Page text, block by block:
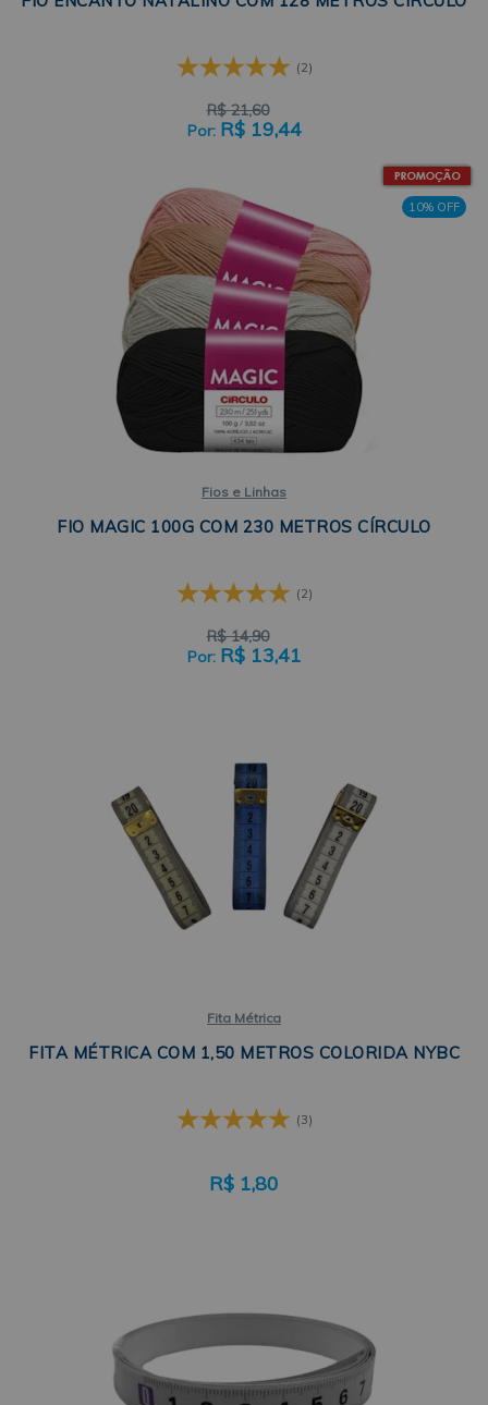
(2)
R$ 21,60
R$ 19,44
10% OFF
Fios e Linhas
FIO MAGIC 100G COM 230 METROS CÍRCULO
(2)
R$ 14,90
R$ 13,41
Fita Métrica
FITA MÉTRICA COM 1,50 METROS COLORIDA NYBC
(3)
R$ 1,80